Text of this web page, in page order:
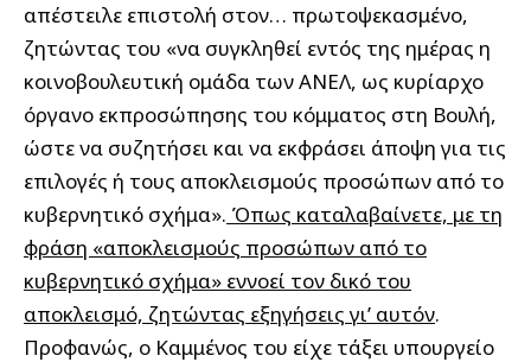
απέστειλε επιστολή στον… πρωτοψεκασμένο,
ζητώντας του «να συγκληθεί εντός της ημέρας η
κοινοβουλευτική ομάδα των ΑΝΕΛ, ως κυρίαρχο
όργανο εκπροσώπησης του κόμματος στη Βουλή,
ώστε να συζητήσει και να εκφράσει άποψη για τις
επιλογές ή τους αποκλεισμούς προσώπων από το
κυβερνητικό σχήμα». Όπως καταλαβαίνετε, με τη
φράση «αποκλεισμούς προσώπων από το
κυβερνητικό σχήμα» εννοεί τον δικό του
αποκλεισμό, ζητώντας εξηγήσεις γι’ αυτόν.
Προφανώς, ο Καμμένος του είχε τάξει υπουργείο